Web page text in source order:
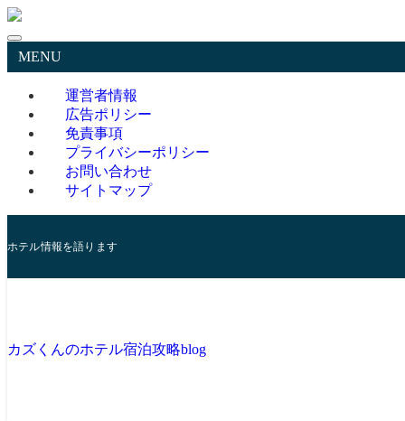
MENU
運営者情報
広告ポリシー
免責事項
プライバシーポリシー
お問い合わせ
サイトマップ
ホテル情報を語ります
カズくんのホテル宿泊攻略blog